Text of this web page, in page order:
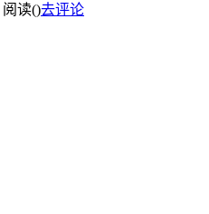
阅读()去评论